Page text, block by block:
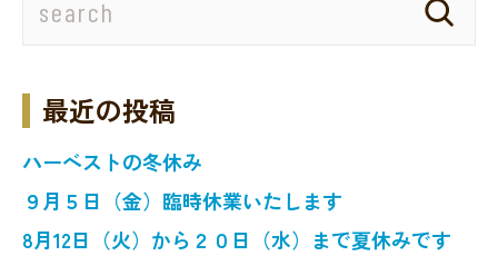
最近の投稿
ハーベストの冬休み
９月５日（金）臨時休業いたします
8月12日（火）から２０日（水）まで夏休みです